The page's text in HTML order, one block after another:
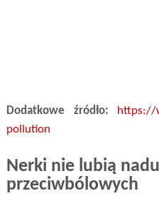
Dodatkowe źródło:
https://
pollution
Nerki nie lubią
przeciwbólowych